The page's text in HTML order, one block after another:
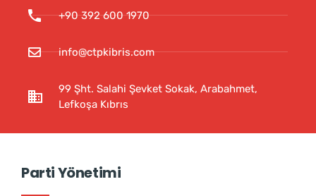
+90 392 600 1970
info@ctpkibris.com
99 Şht. Salahi Şevket Sokak, Arabahmet,
Lefkoşa Kıbrıs
Parti Yönetimi